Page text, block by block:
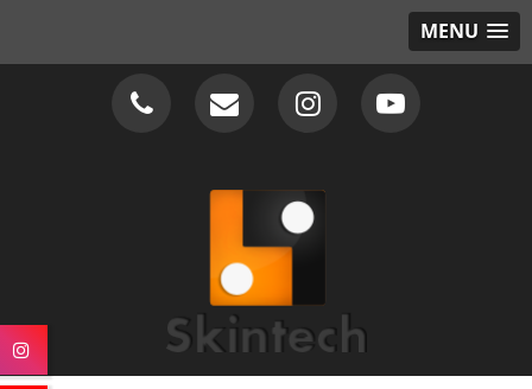
MENU